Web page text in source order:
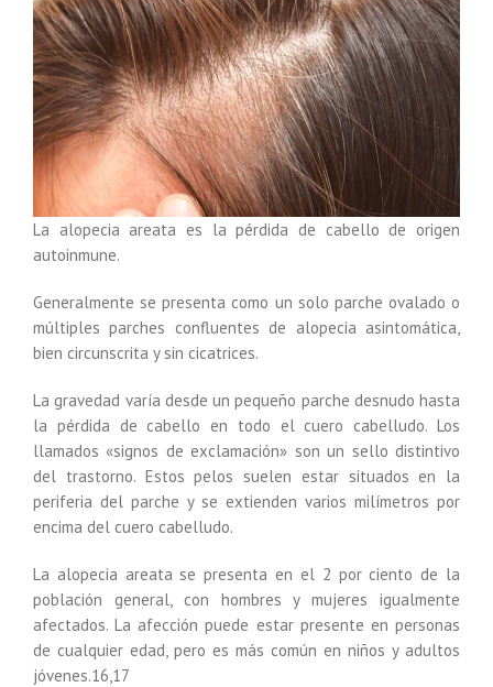
La alopecia areata es la pérdida de cabello de origen
autoinmune.
Generalmente se presenta como un solo parche ovalado o
múltiples parches confluentes de alopecia asintomática,
bien circunscrita y sin cicatrices.
La gravedad varía desde un pequeño parche desnudo hasta
la pérdida de cabello en todo el cuero cabelludo. Los
llamados «signos de exclamación» son un sello distintivo
del trastorno. Estos pelos suelen estar situados en la
periferia del parche y se extienden varios milímetros por
encima del cuero cabelludo.
La alopecia areata se presenta en el 2 por ciento de la
población general, con hombres y mujeres igualmente
afectados. La afección puede estar presente en personas
de cualquier edad, pero es más común en niños y adultos
jóvenes.16,17